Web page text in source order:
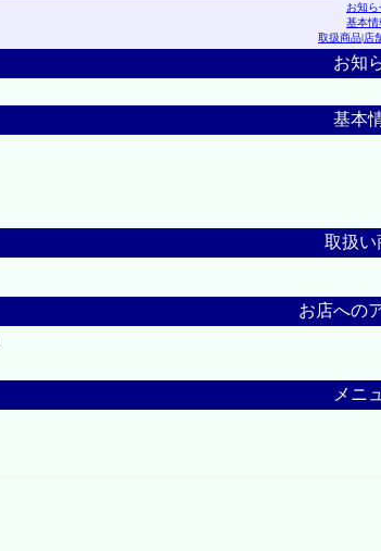
お知ら
基本情
取扱商品|店
お知
基本
取扱い
お店への
メニ